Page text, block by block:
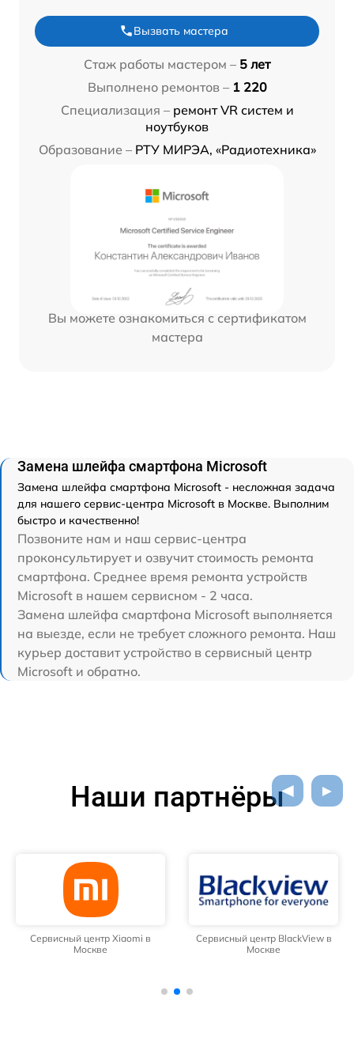
Вызвать мастера
Стаж работы мастером – 5 лет
Выполнено ремонтов – 1 220
Специализация – ремонт VR систем и
ноутбуков
Образование – РТУ МИРЭА, «Радиотехника»
Вы можете ознакомиться с сертификатом
мастера
Замена шлейфа смартфона Microsoft
Замена шлейфа смартфона Microsoft - несложная задача
для нашего сервис-центра Microsoft в Москве. Выполним
быстро и качественно!
Позвоните нам и наш сервис-центра
проконсультирует и озвучит стоимость ремонта
смартфона. Среднее время ремонта устройств
Microsoft в нашем сервисном - 2 часа.
Замена шлейфа смартфона Microsoft выполняется
на выезде, если не требует сложного ремонта. Наш
курьер доставит устройство в сервисный центр
Microsoft и обратно.
Наши партнёры
Сервисный центр Xiaomi в
Москве
Сервисный центр BlackView в
Москве